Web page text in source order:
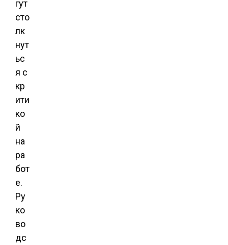
гут
сто
лк
нут
ьс
я с
кр
ити
ко
й
на
ра
бот
е.
Ру
ко
во
дс